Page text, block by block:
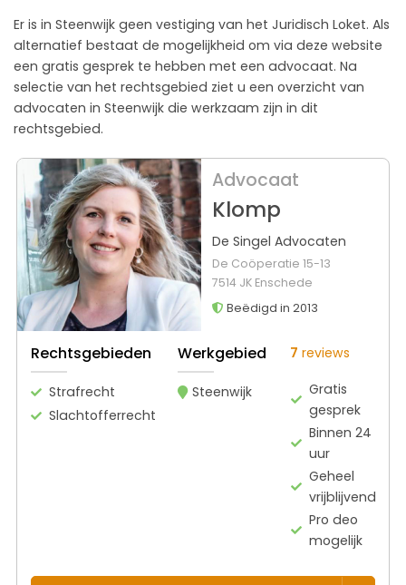
Er is in Steenwijk geen vestiging van het Juridisch Loket. Als
alternatief bestaat de mogelijkheid om via deze website
een gratis gesprek te hebben met een advocaat. Na
selectie van het rechtsgebied ziet u een overzicht van
advocaten in Steenwijk die werkzaam zijn in dit
rechtsgebied.
Advocaat
Klomp
De Singel Advocaten
De Coöperatie 15-13
7514 JK Enschede
Beëdigd in 2013
Rechtsgebieden
Strafrecht
Slachtofferrecht
Werkgebied
Steenwijk
7 reviews
Gratis
gesprek
Binnen 24
uur
Geheel
vrijblijvend
Pro deo
mogelijk